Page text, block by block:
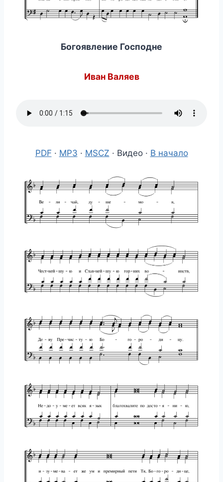
Богоявление Господне
Иван Валяев
PDF · MP3 · MSCZ · Видео · В начало